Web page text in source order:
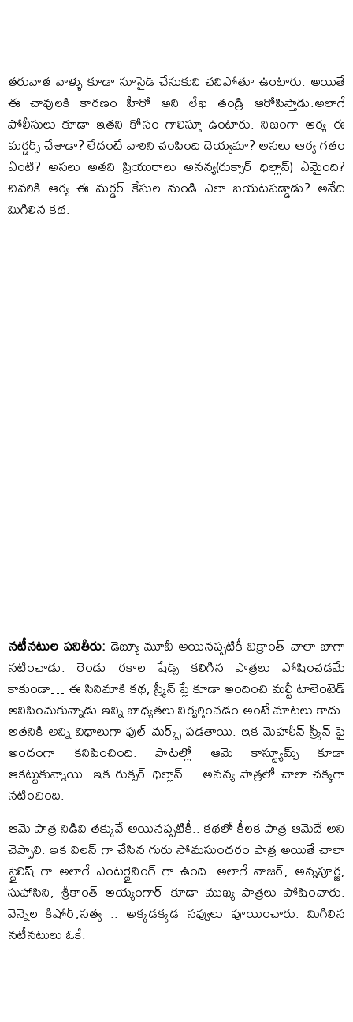
తరువాత వాళ్ళు కూడా సూసైడ్ చేసుకుని చనిపోతూ ఉంటారు. అయితే
ఈ చావులకి కారణం హీరో అని లేఖ తండ్రి ఆరోపిస్తాడు.అలాగే
పోలీసులు కూడా ఇతని కోసం గాలిస్తూ ఉంటారు. నిజంగా ఆర్య ఈ
మర్డర్స్ చేశాడా? లేదంటే వారిని చంపింది దెయ్యమా? అసలు ఆర్య గతం
ఏంటి? అసలు అతని ప్రియురాలు అనన్య(రుక్సార్ ధిల్లాన్) ఏమైంది?
చివరికి ఆర్య ఈ మర్డర్ కేసుల నుండి ఎలా బయటపడ్డాడు? అనేది
మిగిలిన కథ.
నటీనటుల పనితీరు: డెబ్యూ మూవీ అయినప్పటికీ విక్రాంత్ చాలా బాగా
నటించాడు. రెండు రకాల షేడ్స్ కలిగిన పాత్రలు పోషించడమే
కాకుండా… ఈ సినిమాకి కథ, స్క్రీన్ ప్లే కూడా అందించి మల్టీ టాలెంటెడ్
అనిపించుకున్నాడు.ఇన్ని బాధ్యతలు నిర్వర్తించడం అంటే మాటలు కాదు.
అతనికి అన్ని విధాలుగా ఫుల్ మర్క్స్ పడతాయి. ఇక మెహరీన్ స్క్రీన్ పై
అందంగా కనిపించింది. పాటల్లో ఆమె కాస్ట్యూమ్స్ కూడా
ఆకట్టుకున్నాయి. ఇక రుక్సర్ ధిల్లాన్ .. అనన్య పాత్రలో చాలా చక్కగా
నటించింది.
ఆమె పాత్ర నిడివి తక్కువే అయినప్పటికీ.. కథలో కీలక పాత్ర ఆమెదే అని
చెప్పాలి. ఇక విలన్ గా చేసిన గురు సోమసుందరం పాత్ర అయితే చాలా
స్టైలిష్ గా అలాగే ఎంటర్టైనింగ్ గా ఉంది. అలాగే నాజర్, అన్నపూర్ణ,
సుహాసిని, శ్రీకాంత్ అయ్యంగార్ కూడా ముఖ్య పాత్రలు పోషించారు.
వెన్నెల కిషోర్,సత్య .. అక్కడక్కడ నవ్వులు పూయించారు. మిగిలిన
నటీనటులు ఓకే.